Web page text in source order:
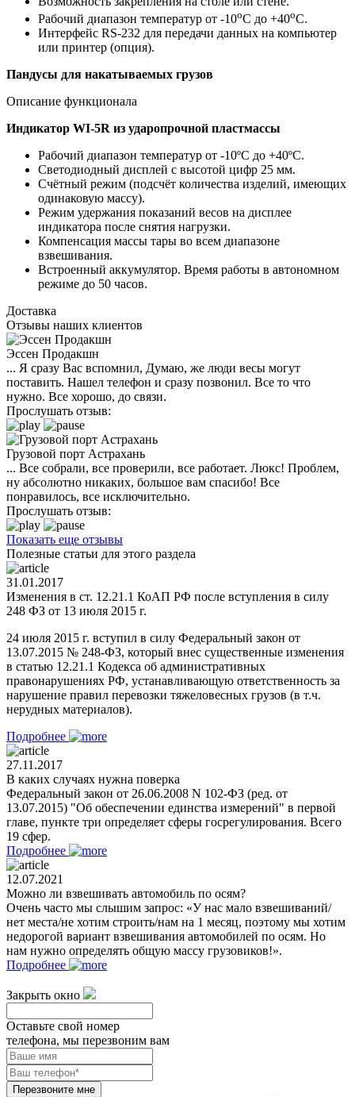
Рабочий диапазон температур от -10оС до +40оС.
Интерфейс RS-232 для передачи данных на компьютер
или принтер (опция).
Пандусы для накатываемых грузов
Описание функционала
Индикатор WI-5R из ударопрочной пластмассы
Рабочий диапазон температур от -10ºС до +40ºС.
Светодиодный дисплей с высотой цифр 25 мм.
Счётный режим (подсчёт количества изделий, имеющих
одинаковую массу).
Режим удержания показаний весов на дисплее
индикатора после снятия нагрузки.
Компенсация массы тары во всем диапазоне
взвешивания.
Встроенный аккумулятор. Время работы в автономном
режиме до 50 часов.
Доставка
Отзывы наших клиентов
Эссен Продакшн
... Я сразу Вас вспомнил, Думаю, же люди весы могут
поставить. Нашел телефон и сразу позвонил. Все то что
нужно. Все хорошо, до связи.
Прослушать отзыв:
Грузовой порт Астрахань
... Все собрали, все проверили, все работает. Люкс! Проблем,
ну абсолютно никаких, большое вам спасибо! Все
понравилось, все исключительно.
Прослушать отзыв:
Показать еще отзывы
Полезные статьи для этого раздела
31.01.2017
Изменения в ст. 12.21.1 КоАП РФ после вступления в силу
248 ФЗ от 13 июля 2015 г.
24 июля 2015 г. вступил в силу Федеральный закон от
13.07.2015 № 248-ФЗ, который внес существенные изменения
в статью 12.21.1 Кодекса об административных
правонарушениях РФ, устанавливающую ответственность за
нарушение правил перевозки тяжеловесных грузов (в т.ч.
нерудных материалов).
Подробнее
27.11.2017
В каких случаях нужна поверка
Федеральный закон от 26.06.2008 N 102-ФЗ (ред. от
13.07.2015) "Об обеспечении единства измерений" в первой
главе, пункте три определяет сферы госрегулирования. Всего
19 сфер.
Подробнее
12.07.2021
Можно ли взвешивать автомобиль по осям?
Очень часто мы слышим запрос: «У нас мало взвешиваний/
нет места/не хотим строить/нам на 1 месяц, поэтому мы хотим
недорогой вариант взвешивания автомобилей по осям. Но
нам нужно определять общую массу грузовиков!».
Подробнее
Закрыть окно
Оставьте свой номер
телефона, мы перезвоним вам
Перезвоните мне